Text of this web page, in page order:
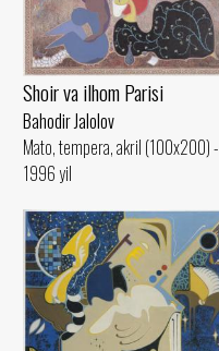
Shoir va ilhom Parisi
Bahodir Jalolov
Mato, tempera, akril (100x200) -
1996 yil